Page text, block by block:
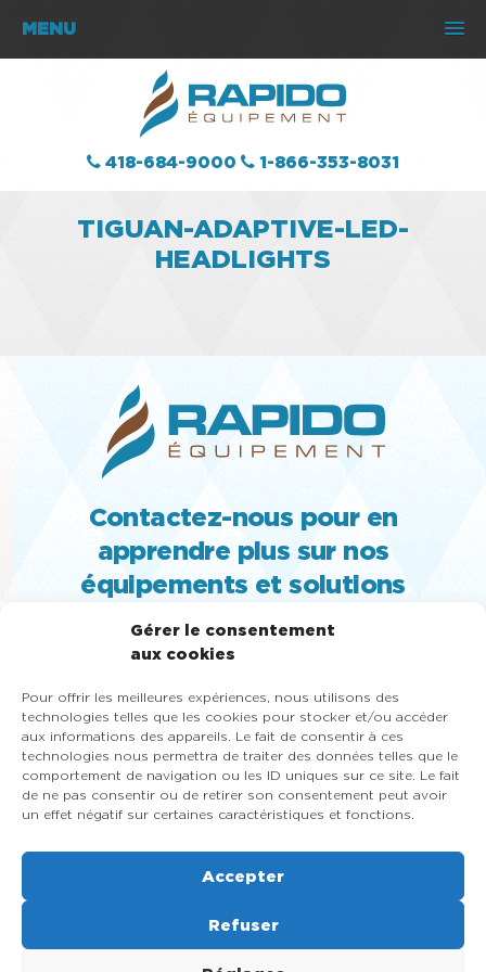
Gérer le consentement
aux cookies
Pour offrir les meilleures expériences, nous utilisons des
technologies telles que les cookies pour stocker et/ou accéder
aux informations des appareils. Le fait de consentir à ces
technologies nous permettra de traiter des données telles que le
comportement de navigation ou les ID uniques sur ce site. Le fait
de ne pas consentir ou de retirer son consentement peut avoir
un effet négatif sur certaines caractéristiques et fonctions.
Accepter
Refuser
MENU
418-684-9000 1-866-353-8031
TIGUAN-ADAPTIVE-LED-
HEADLIGHTS
Contactez-nous pour en
apprendre plus sur nos
équipements et solutions
MACHINE À CRÈME GLACÉE MOLLE,
TURBINE ET SORBETIÈRE À GELATO,
VITRÉ ET MACHINE À YOGOURT GLACÉ
418-684-9000
1-866-353-8031